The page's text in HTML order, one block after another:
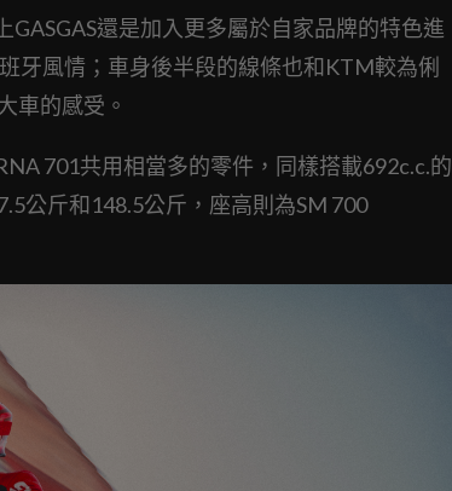
還是加入更多屬於自家品牌的特色進
牙風情；車身後半段的線條也和KTM較為俐
車的感受。
701共用相當多的零件，同樣搭載692c.c.的
公斤和148.5公斤，座高則為SM 700